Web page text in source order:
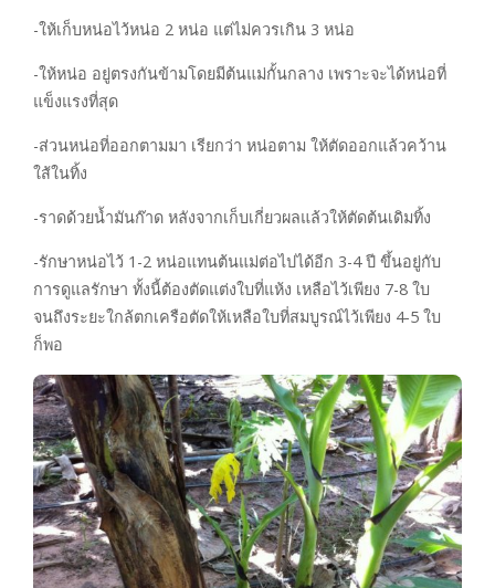
-ให้เก็บหน่อไว้หน่อ 2 หน่อ แต่ไม่ควรเกิน 3 หน่อ
-ให้หน่อ อยู่ตรงกันข้ามโดยมีต้นแม่กั้นกลาง เพราะจะได้หน่อที่
แข็งแรงที่สุด
-ส่วนหน่อที่ออกตามมา เรียกว่า หน่อตาม ให้ตัดออกแล้วคว้าน
ใส้ในทิ้ง
-ราดด้วยน้ำมันก๊าด หลังจากเก็บเกี่ยวผลแล้วให้ตัดต้นเดิมทิ้ง
-รักษาหน่อไว้ 1-2 หน่อแทนต้นแม่ต่อไปได้อีก 3-4 ปี ขึ้นอยู่กับ
การดูแลรักษา ทั้งนี้ต้องตัดแต่งใบที่แห้ง เหลือไว้เพียง 7-8 ใบ
จนถึงระยะใกล้ตกเครือตัดให้เหลือใบที่สมบูรณ์ไว้เพียง 4-5 ใบ
ก็พอ